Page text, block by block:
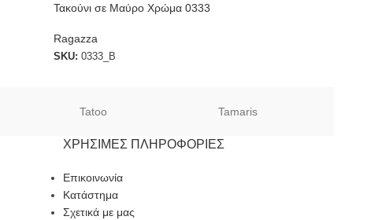
Τακούνι σε Μαύρο Χρώμα 0333
Ragazza
SKU: 0333_B
Tatoo Tamaris
ΧΡΉΣΙΜΕΣ ΠΛΗΡΟΦΟΡΊΕΣ
Επικοινωνία
Κατάστημα
Σχετικά με μας